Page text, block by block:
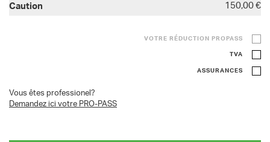
150,00 €
VOTRE RÉDUCTION PROPASS
TVA
ASSURANCES
Vous êtes professionel?
Demandez ici votre PRO-PASS